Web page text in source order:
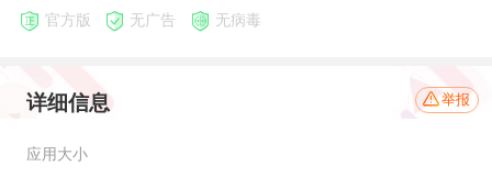
官方版 无广告 无病毒
详细信息 举报
应用大小